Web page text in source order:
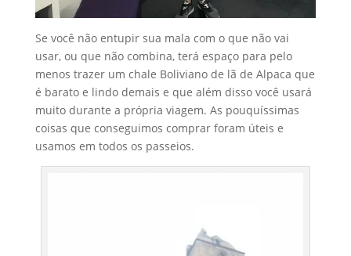
Se você não entupir sua mala com o que não vai
usar, ou que não combina, terá espaço para pelo
menos trazer um chale Boliviano de lã de Alpaca que
é barato e lindo demais e que além disso você usará
muito durante a própria viagem. As pouquíssimas
coisas que conseguimos comprar foram úteis e
usamos em todos os passeios.